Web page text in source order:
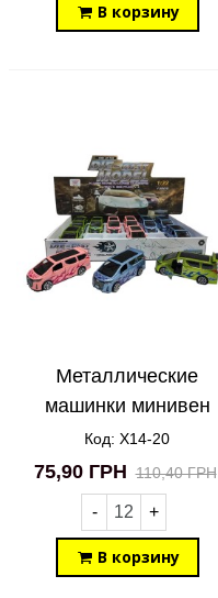
В корзину
Металлические
машинки минивен
Огонь в коробке X14-
20
Код: X14-20
75,90 ГРН 110,40 ГРН
- +
В корзину